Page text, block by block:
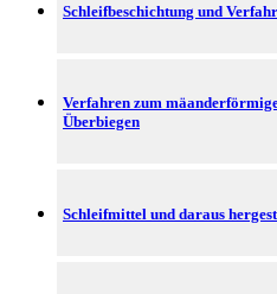
Schleifbeschichtung und
Verfahren zum
Überbiegen
Schleifmittel und daraus